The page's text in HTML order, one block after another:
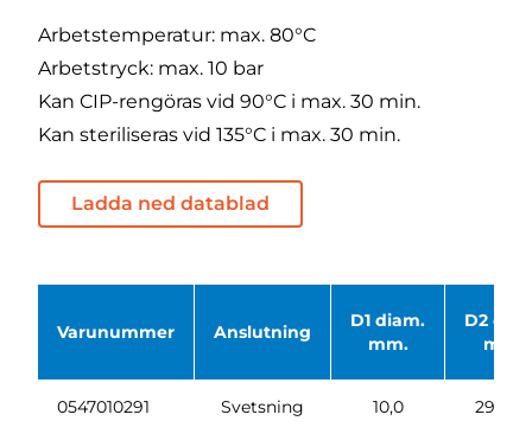
Arbetstemperatur: max. 80°C
Arbetstryck: max. 10 bar
Kan CIP-rengöras vid 90°C i max. 30 min.
Kan steriliseras vid 135°C i max. 30 min.
Ladda ned datablad
Varunummer Anslutning
D1 diam.
mm.
D2
mm.
0547010291 Svetsning 10,0 29 x 1,5